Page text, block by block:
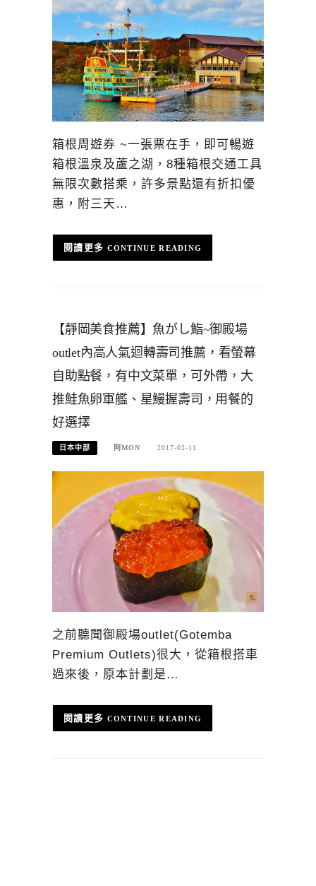
箱根周遊券 ~一張票在手，即可暢遊
箱根溫泉及蘆之湖，8種箱根交通工具
無限次數搭乘，許多景點還有折扣優
惠，附三天…
CONTINUE READING
【靜岡美食推薦】魚がし鮨~御殿場
outlet內高人氣迴轉壽司推薦，看螢幕
自助點餐，有中文菜單，可外帶，大
推鮭魚卵軍艦、星鰻握壽司，用餐的
好選擇
日本中部 阿MON 2017-02-11
之前聽聞御殿場outlet(Gotemba
Premium Outlets)很大，從箱根搭車
過來後，原本計劃是…
CONTINUE READING